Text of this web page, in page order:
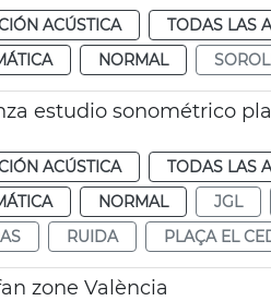
ACÚSTICA TODAS LAS
NORMAL
estudio sonométrico
ACÚSTICA TODAS LAS
NORMAL JGL
RUIDA PLAÇA EL
zone València